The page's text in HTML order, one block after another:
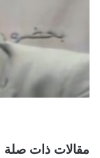
مقالات ذات صلة